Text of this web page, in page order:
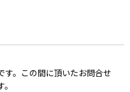
す。この間に頂いたお問合せ